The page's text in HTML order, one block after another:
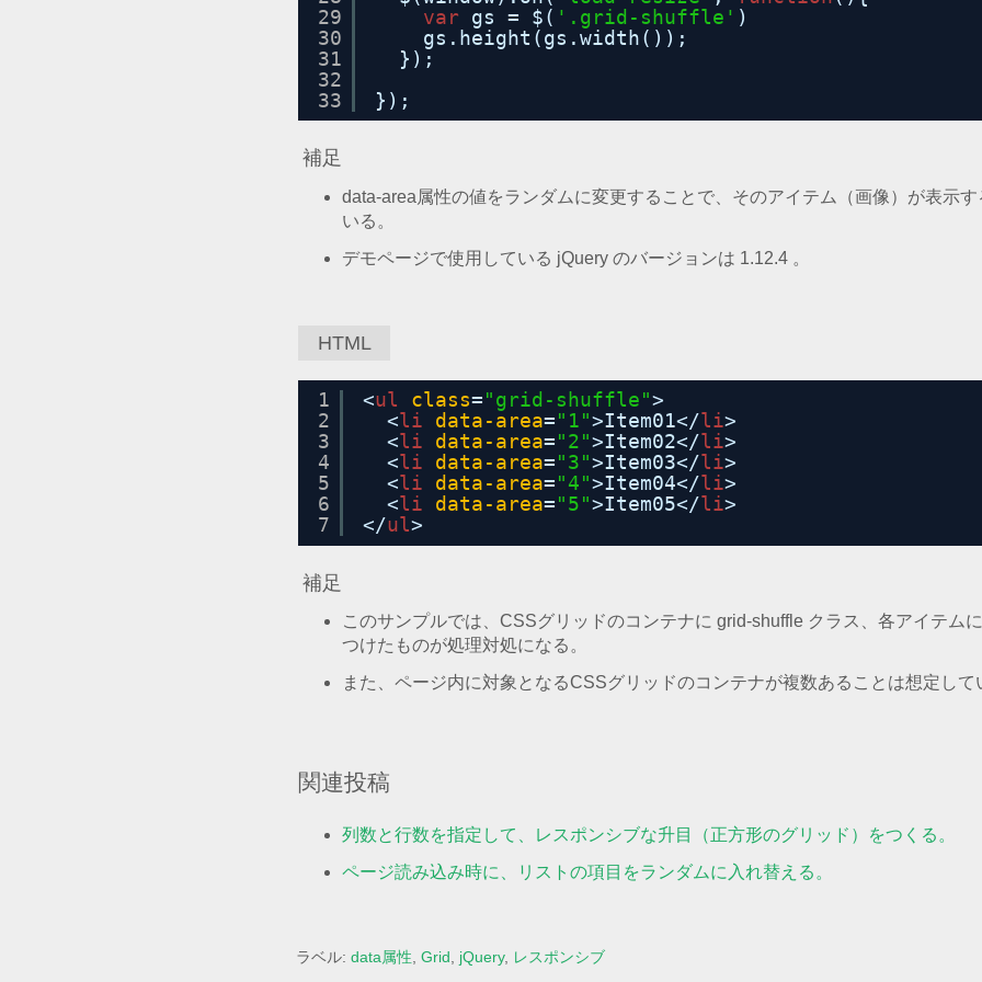
29
30
31
32
33
var
gs = $( '.grid-shuffle' )
gs.height(gs.width());
});
});
補足
data-area属性の値をランダムに変更することで、そのアイテム（画像）が表示
いる。
デモページで使用している jQuery のバージョンは 1.12.4 。
HTML
1
2
3
4
5
6
7
<ul class= "grid-shuffle">
<li data-area= "1">Item01</li>
<li data-area= "2">Item02</li>
<li data-area= "3">Item03</li>
<li data-area= "4">Item04</li>
<li data-area= "5">Item05</li>
</ul>
補足
このサンプルでは、CSSグリッドのコンテナに grid-shuffle クラス、各アイテム
つけたものが処理対処になる。
また、ページ内に対象となるCSSグリッドのコンテナが複数あることは想定して
関連投稿
列数と行数を指定して、レスポンシブな升目（正方形のグリッド）をつくる。
ページ読み込み時に、リストの項目をランダムに入れ替える。
ラベル: data属性 Grid jQuery, レスポンシブ